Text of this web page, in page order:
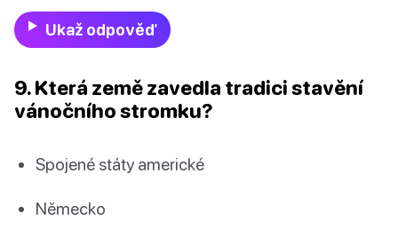
Ukaž odpověď
9. Která země zavedla tradici stavění
vánočního stromku?
Spojené státy americké
Německo